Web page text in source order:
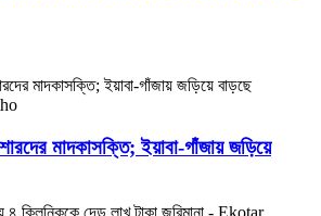
মাদকাসক্তি; ইয়াবা-গাঁজায় জড়িয়ে